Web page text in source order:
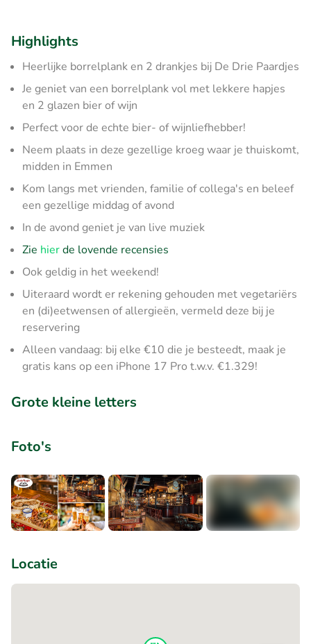
Highlights
Heerlijke borrelplank en 2 drankjes bij De Drie Paardjes
Je geniet van een borrelplank vol met lekkere hapjes
en 2 glazen bier of wijn
Perfect voor de echte bier- of wijnliefhebber!
Neem plaats in deze gezellige kroeg waar je thuiskomt,
midden in Emmen
Kom langs met vrienden, familie of collega's en beleef
een gezellige middag of avond
In de avond geniet je van live muziek
Zie hierde lovende recensies
Ook geldig in het weekend!
Uiteraard wordt er rekening gehouden met vegetariërs
en (di)eetwensen of allergieën, vermeld deze bij je
reservering
Alleen vandaag: bij elke €10 die je besteedt, maak je
gratis kans op een iPhone 17 Pro t.w.v. €1.329!
Grote kleine letters
Foto's
Locatie